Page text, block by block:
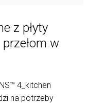
z płyty
w
4_kitchen
na potrzeby